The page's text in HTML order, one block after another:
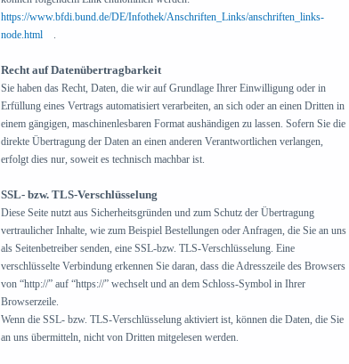
https://www.bfdi.bund.de/DE/Infothek/Anschriften_Links/anschriften_links-
node.html
Recht auf Datenübertragbarkeit
Sie haben das Recht, Daten, die wir auf Grundlage Ihrer Einwilligung oder in
Erfüllung eines Vertrags automatisiert verarbeiten, an sich oder an einen Dritten in
einem gängigen, maschinenlesbaren Format aushändigen zu lassen. Sofern Sie die
direkte Übertragung der Daten an einen anderen Verantwortlichen verlangen,
erfolgt dies nur, soweit es technisch machbar ist.
SSL- bzw. TLS-Verschlüsselung
Diese Seite nutzt aus Sicherheitsgründen und zum Schutz der Übertragung
vertraulicher Inhalte, wie zum Beispiel Bestellungen oder Anfragen, die Sie an uns
als Seitenbetreiber senden, eine SSL-bzw. TLS-Verschlüsselung. Eine
verschlüsselte Verbindung erkennen Sie daran, dass die Adresszeile des Browsers
von “http://” auf “https://” wechselt und an dem Schloss-Symbol in Ihrer
Browserzeile.
Wenn die SSL- bzw. TLS-Verschlüsselung aktiviert ist, können die Daten, die Sie
an uns übermitteln, nicht von Dritten mitgelesen werden.